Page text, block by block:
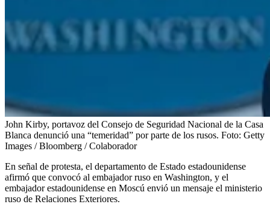
John Kirby, portavoz del Consejo de Seguridad Nacional de la Casa
Blanca denunció una “temeridad” por parte de los rusos. Foto: Getty
Images / Bloomberg / Colaborador
En señal de protesta, el departamento de Estado estadounidense
afirmó que convocó al embajador ruso en Washington, y el
embajador estadounidense en Moscú envió un mensaje el ministerio
ruso de Relaciones Exteriores.